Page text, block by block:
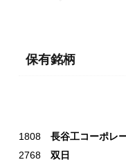
保有銘柄
今日 ト
1808 長谷工コーポレ
2768 双日